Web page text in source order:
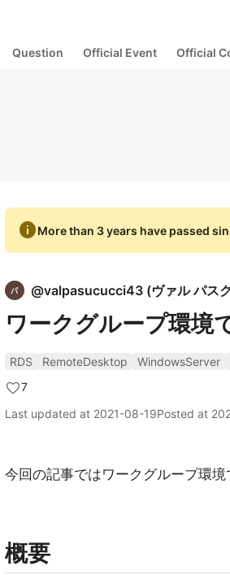
Question Official Event Official
infoMore than 3 years have passed
@valpasucucci43 (ヴァル パス
ワークグループ環境
RDS RemoteDesktop WindowsServer
7
Last updated at 2021-08-19Posted at
今回の記事ではワークグループ環境
概要